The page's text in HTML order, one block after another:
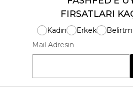
FIRSATLARI
Kadın Erkek
Mail Adresin